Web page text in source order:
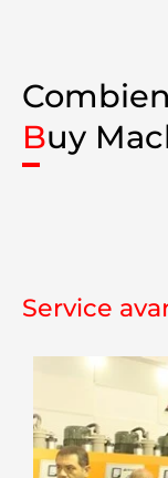
Buy
Service